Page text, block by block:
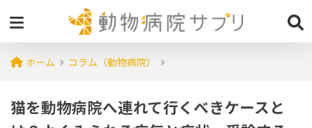
ホーム コラム（動物病院）
猫を動物病院へ連れて行くべきケースと